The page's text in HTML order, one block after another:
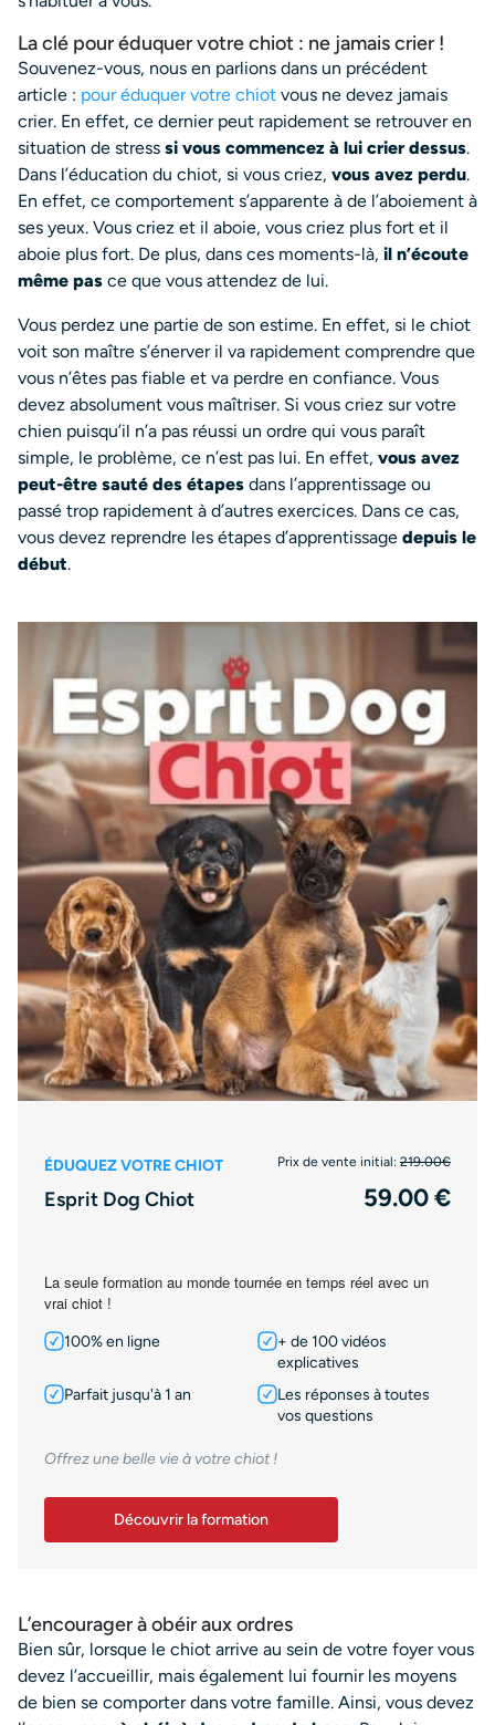
La clé pour éduquer votre chiot : ne jamais crier !
Souvenez-vous, nous en parlions dans un précédent
article : pour éduquer votre chiot vous ne devez jamais
crier. En effet, ce dernier peut rapidement se retrouver en
situation de stress si vous commencez à lui crier dessus.
Dans l’éducation du chiot, si vous criez, vous avez perdu.
En effet, ce comportement s’apparente à de l’aboiement à
ses yeux. Vous criez et il aboie, vous criez plus fort et il
aboie plus fort. De plus, dans ces moments-là, il n’écoute
même pas ce que vous attendez de lui.
Vous perdez une partie de son estime. En effet, si le chiot
voit son maître s’énerver il va rapidement comprendre que
vous n’êtes pas fiable et va perdre en confiance. Vous
devez absolument vous maîtriser. Si vous criez sur votre
chien puisqu’il n’a pas réussi un ordre qui vous paraît
simple, le problème, ce n’est pas lui. En effet, vous avez
peut-être sauté des étapes dans l’apprentissage ou
passé trop rapidement à d’autres exercices. Dans ce cas,
vous devez reprendre les étapes d’apprentissage depuis le
début.
ÉDUQUEZ VOTRE CHIOT Prix de vente initial: 219.00€
Esprit Dog Chiot 59.00 €
La seule formation au monde tournée en temps réel avec un
vrai chiot !
100% en ligne
+ de 100 vidéos
explicatives
Parfait jusqu'à 1 an
Les réponses à toutes
vos questions
Offrez une belle vie à votre chiot !
Découvrir la formation
L’encourager à obéir aux ordres
Bien sûr, lorsque le chiot arrive au sein de votre foyer vous
devez l’accueillir, mais également lui fournir les moyens
de bien se comporter dans votre famille. Ainsi, vous devez